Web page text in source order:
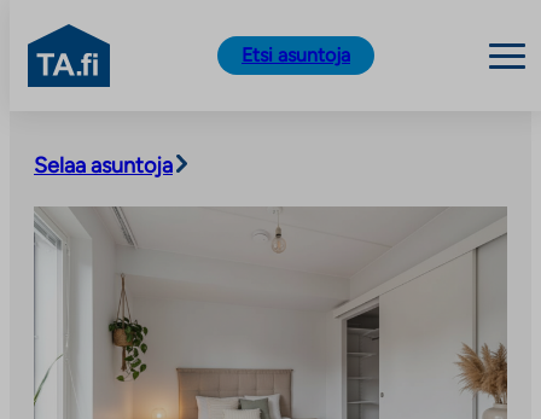
sisältöön
TA.fi
Etsi asuntoja
Selaa asuntoja